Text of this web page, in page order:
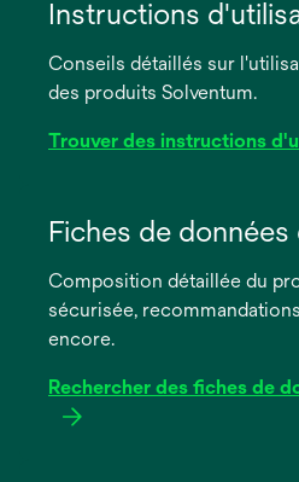
Instructions
Conseils détaillés sur
des produits Solventum.
Trouver des instructions
dans
nouvel
onglet
Fiches de
Composition détaillée du
sécurisée,
encore.
Rechercher des fiches de